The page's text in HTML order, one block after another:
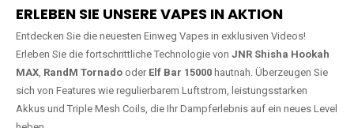
ERLEBEN SIE UNSERE VAPES IN AKTION
Entdecken Sie die neuesten Einweg Vapes in exklusiven Videos!
Erleben Sie die fortschrittliche Technologie von JNR Shisha Hookah
MAX, RandM Tornado oder Elf Bar 15000 hautnah. Überzeugen Sie
sich von Features wie regulierbarem Luftstrom, leistungsstarken
Akkus und Triple Mesh Coils, die Ihr Dampferlebnis auf ein neues Level